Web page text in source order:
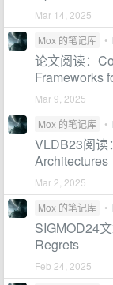
Mar 14, 2025
Mox 的笔记库
•
论文阅读：
Frameworks
Mar 9, 2025
Mox 的笔记库
•
VLDB23阅读
Architectures
Mar 2, 2025
Mox 的笔记库
•
SIGMOD24
Regrets
Feb 24, 2025